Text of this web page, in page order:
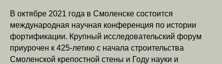
В октябре 2021 года в Смоленске состоится
международная научная конференция по истории
фортификации. Крупный исследовательский форум
приурочен к 425-летию с начала строительства
Смоленской крепостной стены и Году науки и